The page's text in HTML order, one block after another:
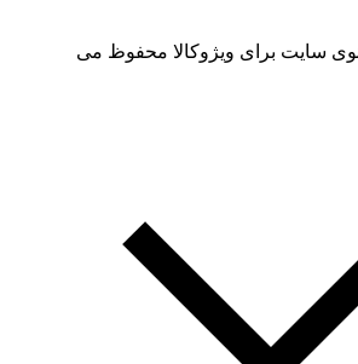
سایت برای ویژوکالا محفوظ می